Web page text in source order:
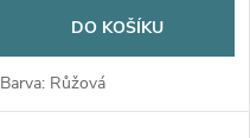
DO KOŠÍKU
Barva: Růžová